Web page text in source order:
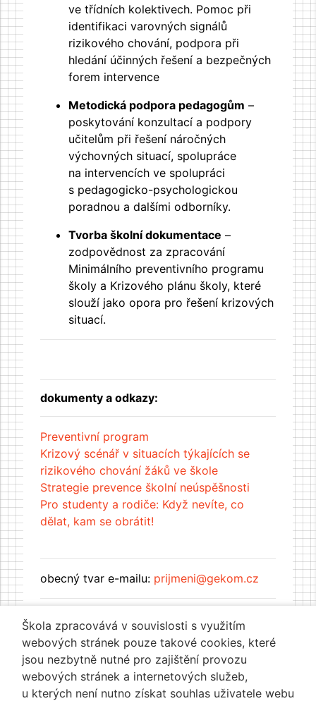
ve třídních kolektivech. Pomoc při
identifikaci varovných signálů
rizikového chování, podpora při
hledání účinných řešení a bezpečných
forem intervence
Metodická podpora pedagogům –
poskytování konzultací a podpory
učitelům při řešení náročných
výchovných situací, spolupráce
na intervencích ve spolupráci
s pedagogicko-psychologickou
poradnou a dalšími odborníky.
Tvorba školní dokumentace –
zodpovědnost za zpracování
Minimálního preventivního programu
školy a Krizového plánu školy, které
slouží jako opora pro řešení krizových
situací.
dokumenty a odkazy:
Preventivní program
Krizový scénář v situacích týkajících se
rizikového chování žáků ve škole
Strategie prevence školní neúspěšnosti
Pro studenty a rodiče: Když nevíte, co
dělat, kam se obrátit!
obecný tvar e-mailu: prijmeni@gekom.cz
Škola zpracovává v souvislosti s využitím
webových stránek pouze takové cookies, které
jsou nezbytně nutné pro zajištění provozu
webových stránek a internetových služeb,
u kterých není nutno získat souhlas uživatele webu